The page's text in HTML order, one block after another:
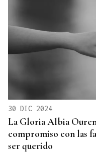
30 DIC 2024
La Gloria Albia
compromiso con las
ser querido